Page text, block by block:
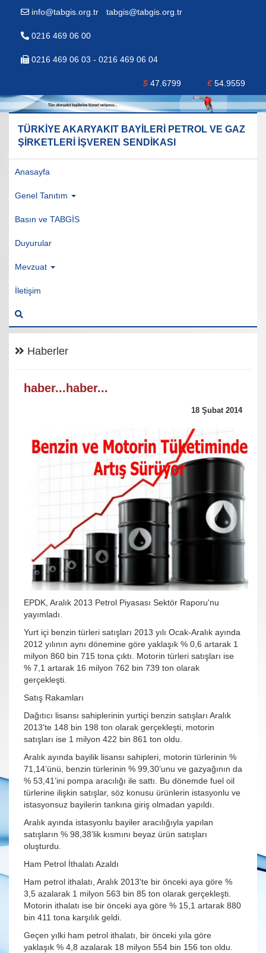
info@tabgis.org.tr - tabgis@tabgis.org.tr
0216 469 06 00
0216 469 06 03 - 0216 469 06 04
$ 47.6799 €54.9559
TÜRKİYE AKARYAKIT BAYİLERİ PETROL VE GAZ
ŞİRKETLERİ İŞVEREN SENDİKASI
Anasayfa
Genel Tanıtım
Basın ve TABGİS
Duyurular
Mevzuat
İletişim
Haberler
haber...haber...
18 Şubat 2014
EPDK, Aralık 2013 Petrol Piyasası Sektör Raporu'nu
yayımladı.
Yurt içi benzin türleri satışları 2013 yılı Ocak-Aralık ayında
2012 yılının aynı dönemine göre yaklaşık % 0,6 artarak 1
milyon 860 bin 715 tona çıktı. Motorin türleri satışları ise
% 7,1 artarak 16 milyon 762 bin 739 ton olarak
gerçekleşti.
Satış Rakamları
Dağıtıcı lisansı sahiplerinin yurtiçi benzin satışları Aralık
2013'te 148 bin 198 ton olarak gerçekleşti, motorin
satışları ise 1 milyon 422 bin 861 ton oldu.
Aralık ayında bayilik lisansı sahipleri, motorin türlerinin %
71,14’ünü, benzin türlerinin % 99,30’unu ve gazyağının da
% 53,41’ini pompa aracılığı ile sattı. Bu dönemde fuel oil
türlerine ilişkin satışlar, söz konusu ürünlerin istasyonlu ve
istasyonsuz bayilerin tankına giriş olmadan yapıldı.
Aralık ayında istasyonlu bayiler aracılığıyla yapılan
satışların % 98,38’lik kısmını beyaz ürün satışları
oluşturdu.
Ham Petrol İthalatı Azaldı
Ham petrol ithalatı, Aralık 2013'te bir önceki aya göre %
3,5 azalarak 1 milyon 563 bin 85 ton olarak gerçekleşti.
Motorin ithalatı ise bir önceki aya göre % 15,1 artarak 880
bin 411 tona karşılık geldi.
Geçen yılki ham petrol ithalatı, bir önceki yıla göre
yaklaşık % 4,8 azalarak 18 milyon 554 bin 156 ton oldu.